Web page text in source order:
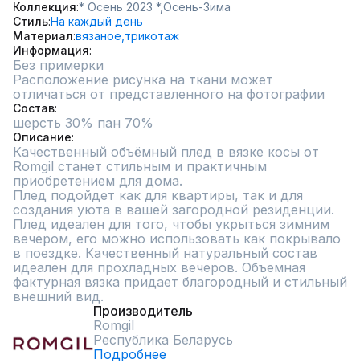
Коллекция * Осень 2023 *,Осень-Зима
СтильНа каждый день
Материал вязаное, трикотаж
Информация
Без примерки
Расположение рисунка на ткани может
отличаться от представленного на фотографии
Состав
шерсть 30% пан 70%
Описание
Качественный объёмный плед в вязке косы от
Romgil станет стильным и практичным
приобретением для дома.
Плед подойдет как для квартиры, так и для
создания уюта в вашей загородной резиденции.
Плед идеален для того, чтобы укрыться зимним
вечером, его можно использовать как покрывало
в поездке. Качественный натуральный состав
идеален для прохладных вечеров. Объемная
фактурная вязка придает благородный и стильный
внешний вид.
Производитель
Romgil
Республика Беларусь
Подробнее